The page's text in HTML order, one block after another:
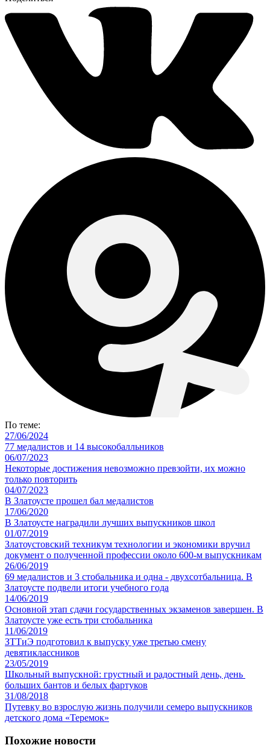
По теме:
27/06/2024
77 медалистов и 14 высокобалльников
06/07/2023
Некоторые достижения невозможно превзойти, их можно
только повторить
04/07/2023
В Златоусте прошел бал медалистов
17/06/2020
В Златоусте наградили лучших выпускников школ
01/07/2019
Златоустовский техникум технологии и экономики вручил
документ о полученной профессии около 600-м выпускникам
26/06/2019
69 медалистов и 3 стобальника и одна - двухсотбальница. В
Златоусте подвели итоги учебного года
14/06/2019
Основной этап сдачи государственных экзаменов завершен. В
Златоусте уже есть три стобальника
11/06/2019
ЗТТиЭ подготовил к выпуску уже третью смену
девятиклассников
23/05/2019
Школьный выпускной: грустный и радостный день, день
больших бантов и белых фартуков
31/08/2018
Путевку во взрослую жизнь получили семеро выпускников
детского дома «Теремок»
Похожие новости